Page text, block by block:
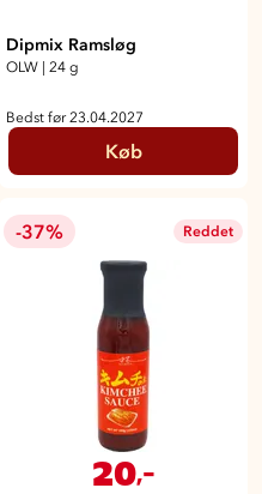
Dipmix Ramsløg
OLW 24 g
Bedst før 23.04.2027
Køb
-37% Reddet
20,-